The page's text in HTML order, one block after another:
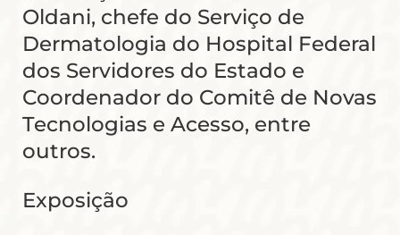
Oldani, chefe do Serviço de
Dermatologia do Hospital Federal
dos Servidores do Estado e
Coordenador do Comitê de Novas
Tecnologias e Acesso, entre
outros.
Exposição